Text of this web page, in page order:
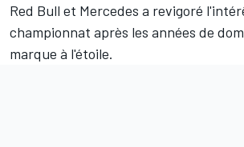
Red Bull et Mercedes a revigoré
championnat après les années de
marque à l'étoile.